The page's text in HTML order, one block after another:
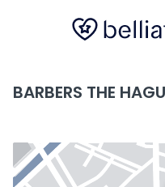
BARBERS THE